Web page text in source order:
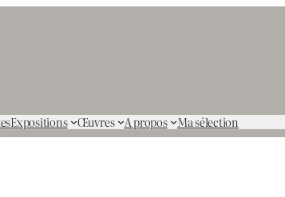
Expositions Œuvres A propos Ma sélection